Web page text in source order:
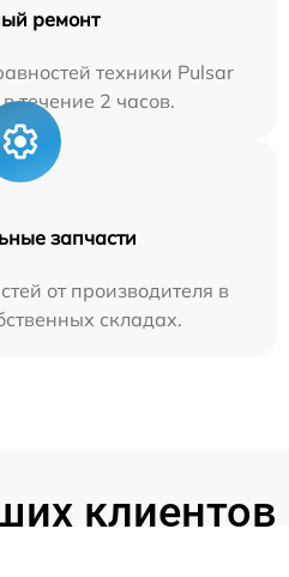
ремонт
техники Pulsar
течение 2 часов.
запчасти
от производителя в
складах.
клиентов